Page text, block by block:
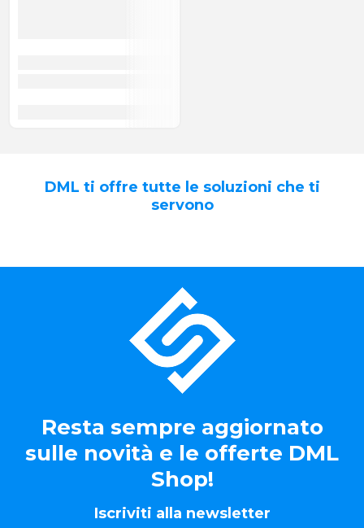
DML ti offre tutte le soluzioni che ti
servono
Resta sempre aggiornato
sulle novità e le offerte DML
Shop!
Iscriviti alla newsletter